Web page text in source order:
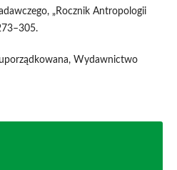
„Rocznik Antropologii
Wydawnictwo